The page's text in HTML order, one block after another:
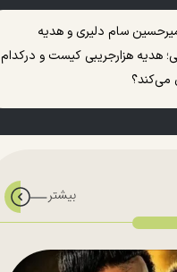
سام دلیری و هدیه
هدیه هزارجریبی کیست و درکدام
می‌کند؟